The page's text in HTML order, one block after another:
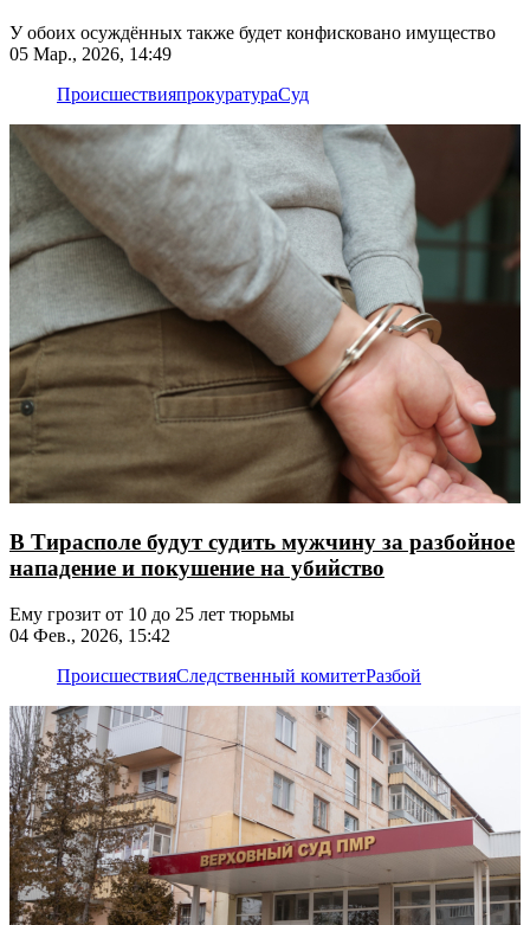
У обоих осуждённых также будет конфисковано имущество
05 Мар., 2026, 14:49
ПроисшествияпрокуратураСуд
В Тирасполе будут судить мужчину за разбойное
нападение и покушение на убийство
Ему грозит от 10 до 25 лет тюрьмы
04 Фев., 2026, 15:42
ПроисшествияСледственный комитетРазбой